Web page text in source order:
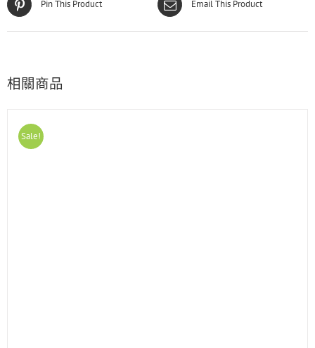
Pin This Product Email This Product
相關商品
Sale!